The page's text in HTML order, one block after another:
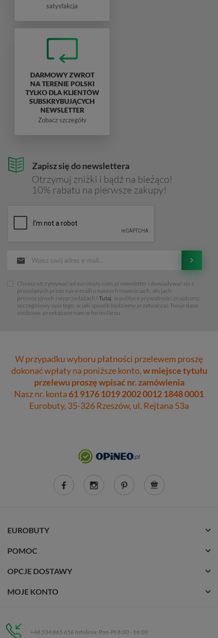
Zapisz się do newslettera
Otrzymuj zniżki i bądź na bieżąco!
10% rabatu na pierwsze zakupy!
Chcesz otrzymywać od eurobuty.com.pl newsletter i dowiadywać sie z
przesłanych przez nas e-maili o naszych nowościach, akcjach
promocyjnych i wyprzedażach? Tutaj, w polityce prywatności znajdziesz
szczegółowy opis tego, w jaki sposób będziemy przetwarzać Twoje dane
osobowe, przekazane nam w formularzu.
satysfakcja
DARMOWY ZWROT
NA TERENIE POLSKI
TYLKO DLA KLIENTÓW
SUBSKRYBUJĄCYCH
NEWSLETTER
Zobacz szczegóły
W przypadku wyboru płatności przelewem proszę
dokonać wpłaty na poniższe konto,w miejsce tytułu
przelewu proszę wpisać nr. zamówienia
Nasz nr. konta61 9176 1019 2002 0012 1848 0001
Eurobuty, 35-326 Rzeszów, ul. Rejtana 53a
EUROBUTY
POMOC
OPCJE DOSTAWY
MOJE KONTO
+48 534 865 656 Infolinia: Pon-Pt 8:00 - 16:00